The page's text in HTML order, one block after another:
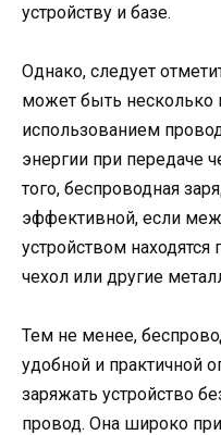
устройству и базе.
Однако, следует
может быть несколько
использованием
энергии при передаче
того, беспроводная
эффективной, если
устройством
чехол или другие
Тем не менее,
удобной и практичной
заряжать устройство
провод. Она широко